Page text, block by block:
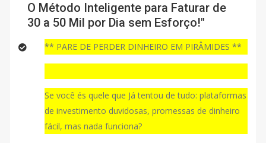
O Método Inteligente para Faturar de
30 a 50 Mil por Dia sem Esforço!"
** PARE DE PERDER DINHEIRO EM PIRÂMIDES **
Se você és quele que Já tentou de tudo: plataformas
de investimento duvidosas, promessas de dinheiro
fácil, mas nada funciona?